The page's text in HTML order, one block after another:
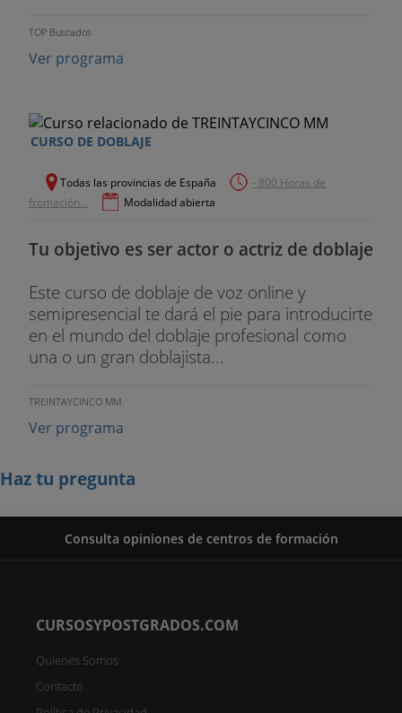
TOP Buscados
Ver programa
CURSO DE DOBLAJE
Todas las provincias de España
- 800 Horas de
fromación...
Modalidad abierta
Tu objetivo es ser actor o actriz de doblaje
Este curso de doblaje de voz online y
semipresencial te dará el pie para introducirte
en el mundo del doblaje profesional como
una o un gran doblajista...
TREINTAYCINCO MM
Ver programa
Haz tu pregunta
Consulta opiniones de centros de formación
CURSOSYPOSTGRADOS.COM
Quienes Somos
Contacto